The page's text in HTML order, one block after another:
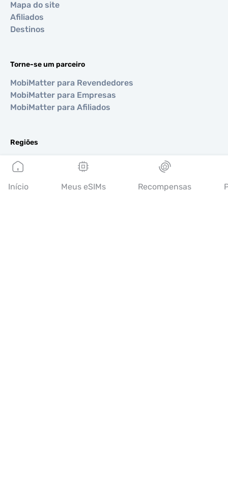
Mapa do site
Afiliados
Destinos
Torne-se um parceiro
MobiMatter para Revendedores
MobiMatter para Empresas
MobiMatter para Afiliados
Regiões
eSIM para Europa
eSIM para Ásia
eSIM para Américas
Início Meus eSIMs Recompensas